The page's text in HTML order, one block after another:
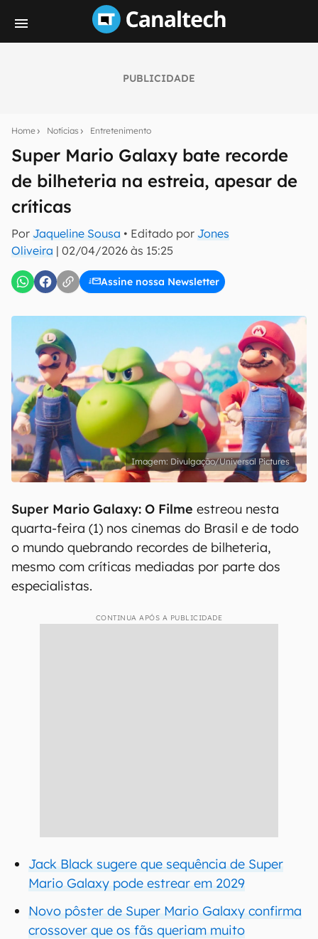
PUBLICIDADE
Home Notícias Entretenimento
Super Mario Galaxy bate recorde
de bilheteria na estreia, apesar de
críticas
Por Jaqueline Sousa • Editado por Jones
Oliveira | 02/04/2026 às 15:25
Assine nossa Newsletter
notícias e reviews sobre tecnologia em primeira
E-mail
inscreva-se
Confirmo que li, aceito e concordo com os Termos de
Uso e Política de Privacidade do Canaltech.
Divulgação/Universal Pictures
Super Mario Galaxy: O Filme estreou nesta
quarta-feira (1) nos cinemas do Brasil e de todo
o mundo quebrando recordes de bilheteria,
mesmo com críticas mediadas por parte dos
especialistas.
CONTINUA APÓS A PUBLICIDADE
Jack Black sugere que sequência de Super
Mario Galaxy pode estrear em 2029
Novo pôster de Super Mario Galaxy confirma
crossover que os fãs queriam muito